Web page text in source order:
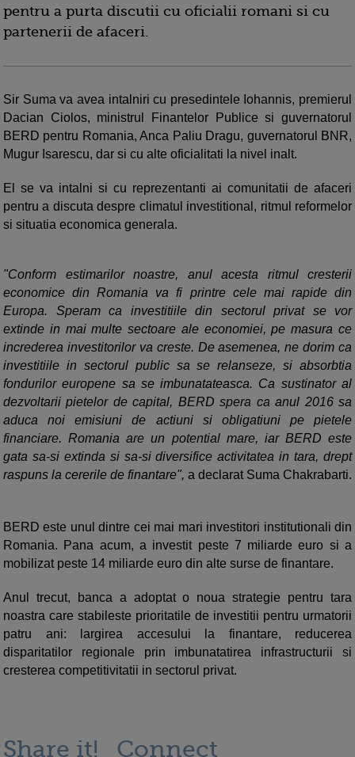
pentru a purta discutii cu oficialii romani si cu
partenerii de afaceri.
Sir Suma va avea intalniri cu presedintele Iohannis, premierul
Dacian Ciolos, ministrul Finantelor Publice si guvernatorul
BERD pentru Romania, Anca Paliu Dragu, guvernatorul BNR,
Mugur Isarescu, dar si cu alte oficialitati la nivel inalt.
El se va intalni si cu reprezentanti ai comunitatii de afaceri
pentru a discuta despre climatul investitional, ritmul reformelor
si situatia economica generala.
"Conform estimarilor noastre, anul acesta ritmul cresterii
economice din Romania va fi printre cele mai rapide din
Europa. Speram ca investitiile din sectorul privat se vor
extinde in mai multe sectoare ale economiei, pe masura ce
increderea investitorilor va creste. De asemenea, ne dorim ca
investitiile in sectorul public sa se relanseze, si absorbtia
fondurilor europene sa se imbunatateasca. Ca sustinator al
dezvoltarii pietelor de capital, BERD spera ca anul 2016 sa
aduca noi emisiuni de actiuni si obligatiuni pe pietele
financiare. Romania are un potential mare, iar BERD este
gata sa-si extinda si sa-si diversifice activitatea in tara, drept
raspuns la cererile de finantare", a declarat Suma Chakrabarti.
BERD este unul dintre cei mai mari investitori institutionali din
Romania. Pana acum, a investit peste 7 miliarde euro si a
mobilizat peste 14 miliarde euro din alte surse de finantare.
Anul trecut, banca a adoptat o noua strategie pentru tara
noastra care stabileste prioritatile de investitii pentru urmatorii
patru ani: largirea accesului la finantare, reducerea
disparitatilor regionale prin imbunatatirea infrastructurii si
cresterea competitivitatii in sectorul privat.
Share it! Connect